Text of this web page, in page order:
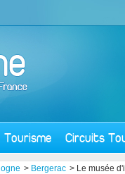
Tourisme Circuits
> Bergerac > Le musée